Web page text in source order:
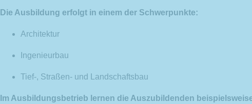
Die Ausbildung erfolgt in einem der Schwerpunkte:
Architektur
Ingenieurbau
Tief-, Straßen- und Landschaftsbau
Im Ausbildungsbetrieb lernen die Auszubildenden